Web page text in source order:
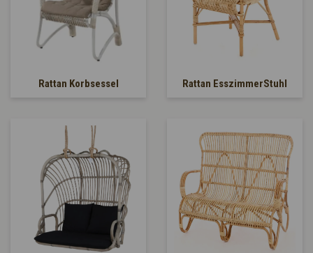
Rattan Korbsessel Rattan EsszimmerStuhl